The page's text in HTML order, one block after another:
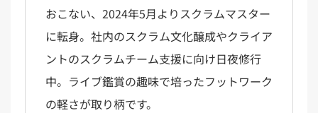
おこない、2024年5月よりスクラムマスター
に転身。社内のスクラム文化醸成やクライア
ントのスクラムチーム支援に向け日夜修行
中。ライブ鑑賞の趣味で培ったフットワーク
の軽さが取り柄です。